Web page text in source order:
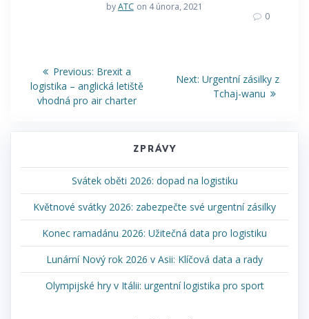
byATC on 4 února, 2021
0
Navigace
pro
Previous: Previous
post:
Brexit a
logistika – anglická letiště
vhodná pro air charter
Next: Next
post:
Urgentní zásilky z
Tchaj-wanu
ZPRÁVY
Svátek oběti 2026: dopad na logistiku
Květnové svátky 2026: zabezpečte své urgentní zásilky
Konec ramadánu 2026: Užitečná data pro logistiku
Lunární Nový rok 2026 v Asii: Klíčová data a rady
Olympijské hry v Itálii: urgentní logistika pro sport